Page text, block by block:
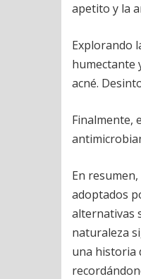
apetito y la
Explorando
humectante
acné.
Finalmente,
En
adoptados
alternativas
naturaleza
una historia